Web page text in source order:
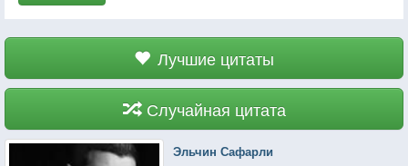
Лучшие цитаты
Случайная цитата
Эльчин Сафарли